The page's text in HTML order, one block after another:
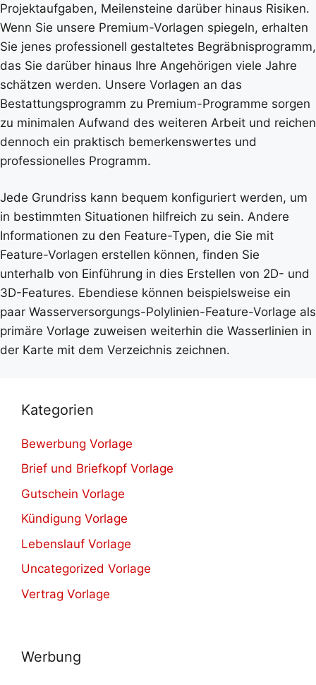
Projektaufgaben, Meilensteine darüber hinaus Risiken.
Wenn Sie unsere Premium-Vorlagen spiegeln, erhalten
Sie jenes professionell gestaltetes Begräbnisprogramm,
das Sie darüber hinaus Ihre Angehörigen viele Jahre
schätzen werden. Unsere Vorlagen an das
Bestattungsprogramm zu Premium-Programme sorgen
zu minimalen Aufwand des weiteren Arbeit und reichen
dennoch ein praktisch bemerkenswertes und
professionelles Programm.
Jede Grundriss kann bequem konfiguriert werden, um
in bestimmten Situationen hilfreich zu sein. Andere
Informationen zu den Feature-Typen, die Sie mit
Feature-Vorlagen erstellen können, finden Sie
unterhalb von Einführung in dies Erstellen von 2D- und
3D-Features. Ebendiese können beispielsweise ein
paar Wasserversorgungs-Polylinien-Feature-Vorlage als
primäre Vorlage zuweisen weiterhin die Wasserlinien in
der Karte mit dem Verzeichnis zeichnen.
Kategorien
Bewerbung Vorlage
Brief und Briefkopf Vorlage
Gutschein Vorlage
Kündigung Vorlage
Lebenslauf Vorlage
Uncategorized Vorlage
Vertrag Vorlage
Werbung